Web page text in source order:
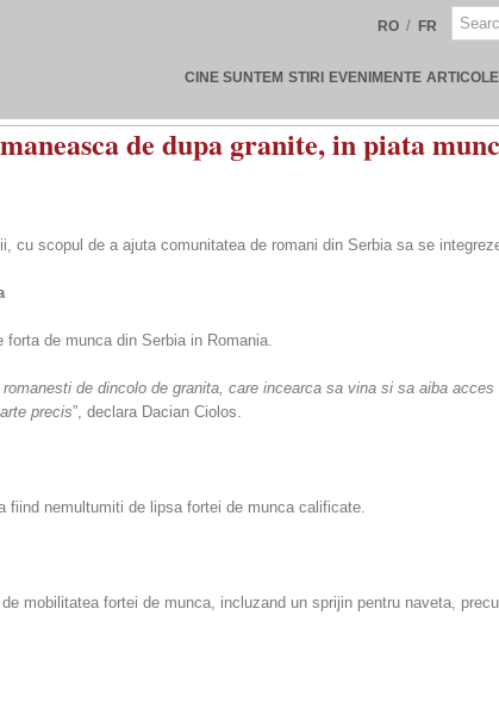
RO / FR
CINE SUNTEM STIRI EVENIMENTE ARTICOLE
de dupa granite, in piata
scopul de a ajuta comunitatea de romani din Serbia sa se
de munca din Serbia in Romania.
de dincolo de granita, care incearca sa vina si sa aiba
precis”, declara Dacian Ciolos.
fiind nemultumiti de lipsa fortei de munca calificate.
mobilitatea fortei de munca, incluzand un sprijin pentru naveta,